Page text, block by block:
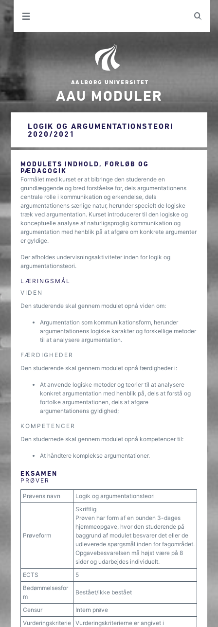
AAU MODULER
LOGIK OG ARGUMENTATIONSTEORI
2020/2021
MODULETS INDHOLD, FORLØB OG
PÆDAGOGIK
Formålet med kurset er at bibringe den studerende en
grundlæggende og bred forståelse for, dels argumentationens
centrale rolle i kommunikation og erkendelse, dels
argumentationens særlige natur, herunder specielt de logiske
træk ved argumentation. Kurset introducerer til den logiske og
konceptuelle analyse af naturligsproglig kommunikation og
argumentation med henblik på at afgøre om konkrete argumenter
er gyldige.
Der afholdes undervisningsaktiviteter inden for logik og
argumentationsteori.
LÆRINGSMÅL
VIDEN
Den studerende skal gennem modulet opnå viden om:
Argumentation som kommunikationsform, herunder
argumentationens logiske karakter og forskellige metoder
til at analysere argumentation.
FÆRDIGHEDER
Den studerende skal gennem modulet opnå færdigheder i:
At anvende logiske metoder og teorier til at analysere
konkret argumentation med henblik på, dels at forstå og
fortolke argumentationen, dels at afgøre
argumentationens gyldighed;
KOMPETENCER
Den studernede skal gennem modulet opnå kompetencer til:
At håndtere komplekse argumentationer.
EKSAMEN
PRØVER
Prøvens navn Logik og argumentationsteori
Prøveform
Skriftlig
Prøven har form af en bunden 3-dages
hjemmeopgave, hvor den studerende på
baggrund af modulet besvarer det eller de
udleverede spørgsmål inden for fagområdet.
Opgavebesvarelsen må højst være på 8
sider og udarbejdes individuelt.
ECTS
5
Bedømmelsesfor
m
Bestået/ikke bestået
Censur
Intern prøve
Vurderingskriterie
Vurderingskriterierne er angivet i